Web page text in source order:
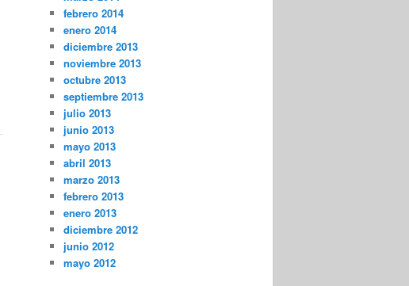
febrero 2014
enero 2014
diciembre 2013
noviembre 2013
octubre 2013
septiembre 2013
julio 2013
junio 2013
mayo 2013
abril 2013
marzo 2013
febrero 2013
enero 2013
diciembre 2012
junio 2012
mayo 2012